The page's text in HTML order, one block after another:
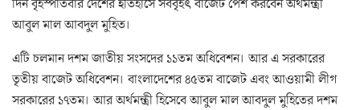
দিন বৃহস্পতিবার দেশের ইতিহাসে সর্ববৃহৎ বাজেট পেশ করবেন অর্থমন্ত্রী
আবুল মাল আবদুল মুহিত।
এটি চলমান দশম জাতীয় সংসদের ১১তম অধিবেশন। আর এ সরকারের
তৃতীয় বাজেট অধিবেশন। বাংলাদেশের ৪৫তম বাজেট এবং আওয়ামী লীগ
সরকারের ১৭তম। আর অর্থমন্ত্রী হিসেবে আবুল মাল আবদুল মুহিতের দশম